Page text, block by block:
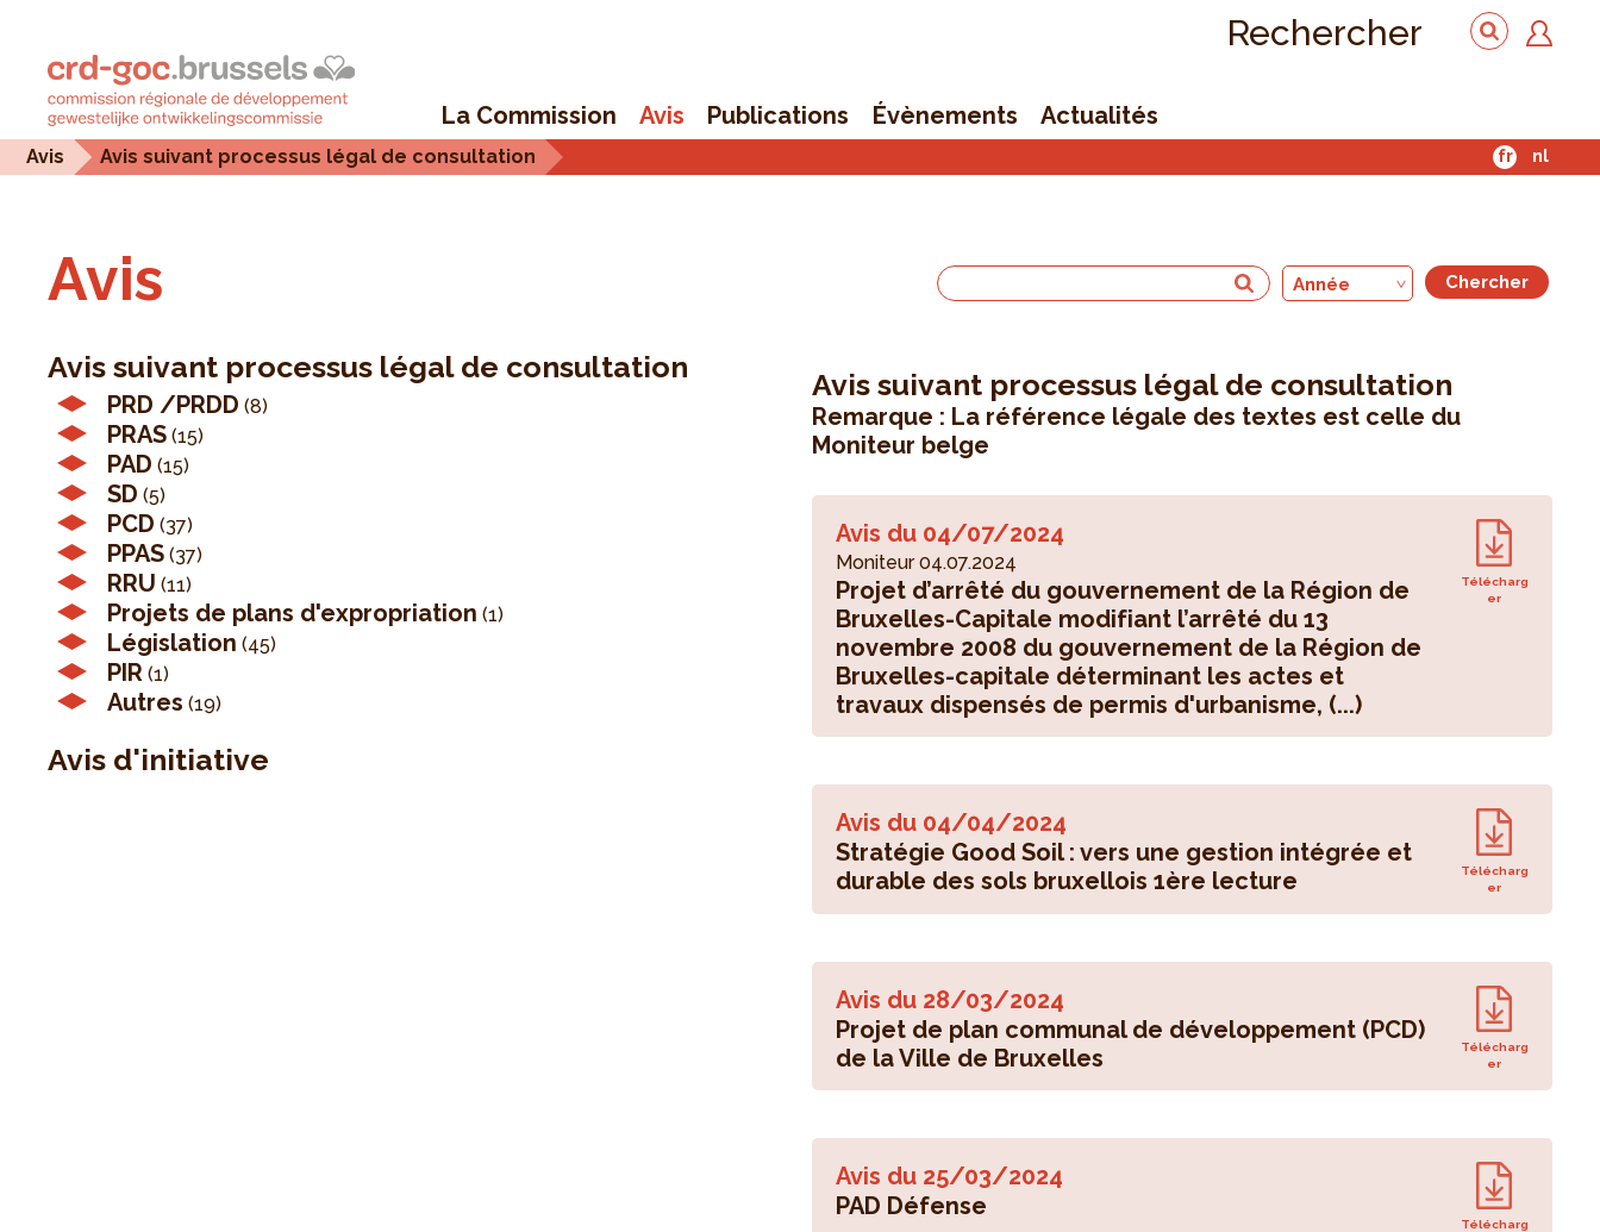
Rechercher
La Commission Avis Publications Évènements Actualités
Avis Avis suivant processus légal de consultation fr nl
Avis
Avis suivant processus légal de consultation
PRD /PRDD (8)
PRAS (15)
PAD (15)
SD (5)
PCD (37)
PPAS (37)
RRU (11)
Projets de plans d'expropriation (1)
Législation (45)
PIR (1)
Autres (19)
Avis d'initiative
Année
Avis suivant processus légal de consultation
Remarque : La référence légale des textes est celle du
Moniteur belge
Avis du 04/07/2024
Moniteur 04.07.2024
Projet d’arrêté du gouvernement de la Région de
Bruxelles-Capitale modifiant l’arrêté du 13
novembre 2008 du gouvernement de la Région de
Bruxelles-capitale déterminant les actes et
travaux dispensés de permis d'urbanisme, (...)
Télécharg
er
Avis du 04/04/2024
Stratégie Good Soil : vers une gestion intégrée et
durable des sols bruxellois 1ère lecture
Télécharg
er
Avis du 28/03/2024
Projet de plan communal de développement (PCD)
de la Ville de Bruxelles
Télécharg
er
Avis du 25/03/2024
PAD Défense
Télécharg